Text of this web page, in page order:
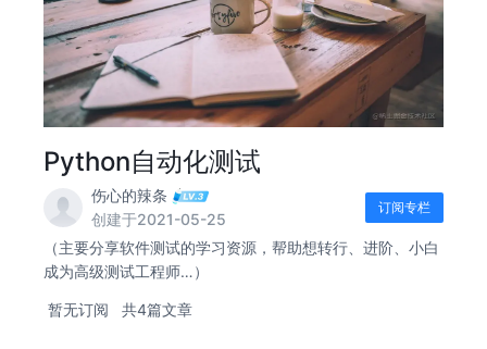
Python自动化测试
伤心的辣条
创建于2021-05-25
订阅专栏
（主要分享软件测试的学习资源，帮助想转行、进阶、小白
成为高级测试工程师…）
暂无订阅 共4篇文章